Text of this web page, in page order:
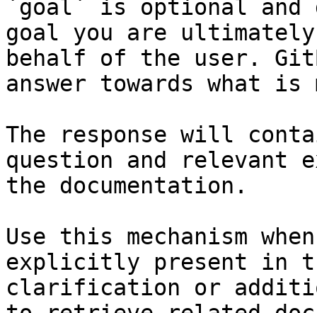
`goal` is optional and
goal you are
behalf of the user.
answer towards what
The response will
question and relevant
the documentation.
Use this mechanism
explicitly present in
clarification or